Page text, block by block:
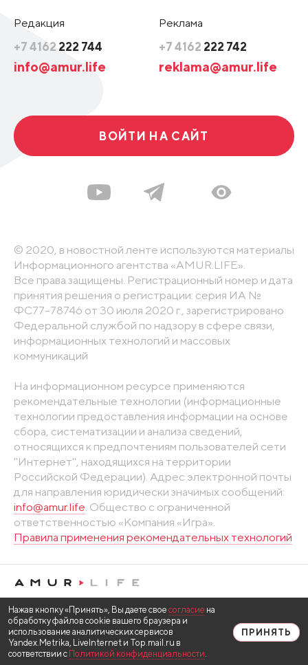
Редакция
+7 4162 222 744
info@amur.life
Реклама
+7 4162 222 742
reklama@amur.life
ВОЙТИ НА САЙТ
© 2020, в новостной ленте используются материалы
Информационного агентства «AMUR.LIFE».
Все права защищены. Регистрационный номер и дата
принятия решения о регистрации: серия ИА №
ФС77-78746 от 30 июля 2020 г., зарегистрировано
Федеральной службой по надзору в сфере связи,
информационных технологий и массовых
коммуникаций
На информационном ресурсе применяются
рекомендательные технологии (информационные
технологии предоставления информации на основе
сбора, систематизации и анализа сведений,
относящихся к предпочтениям пользователей сети
"Интернет", находящихся на территории
Российской Федерации). Адрес электронной почты
для направления юридически значимых сообщений:
info@amur.life . Общество с ограниченной
ответственностью «Компания «Игра».
Правила применения рекомендательных технологий
Нажав кнопку «Принять», Вы даете свое согласие на
обработку файлов cookie вашего браузера и
использование аналитических сервисов
Yandex.Metrika, LiveInternet и Top.mail.ru в
соответствии с Политикой конфиденциальности.
ПРИНЯТЬ